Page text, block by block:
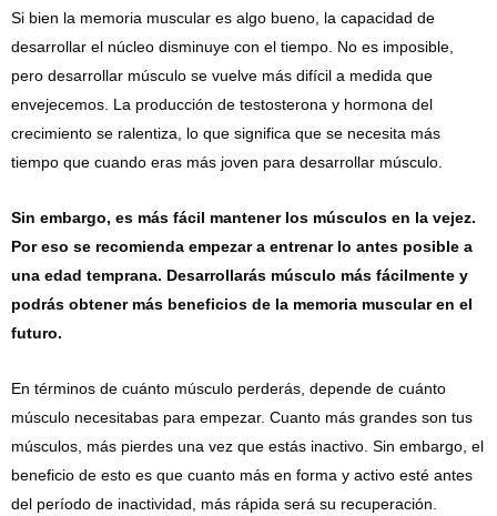
Si bien la memoria muscular es algo bueno, la capacidad de
desarrollar el núcleo disminuye con el tiempo. No es imposible,
pero desarrollar músculo se vuelve más difícil a medida que
envejecemos. La producción de testosterona y hormona del
crecimiento se ralentiza, lo que significa que se necesita más
tiempo que cuando eras más joven para desarrollar músculo.
Sin embargo, es más fácil mantener los músculos en la vejez.
Por eso se recomienda empezar a entrenar lo antes posible a
una edad temprana. Desarrollarás músculo más fácilmente y
podrás obtener más beneficios de la memoria muscular en el
futuro.
En términos de cuánto músculo perderás, depende de cuánto
músculo necesitabas para empezar. Cuanto más grandes son tus
músculos, más pierdes una vez que estás inactivo. Sin embargo, el
beneficio de esto es que cuanto más en forma y activo esté antes
del período de inactividad, más rápida será su recuperación.